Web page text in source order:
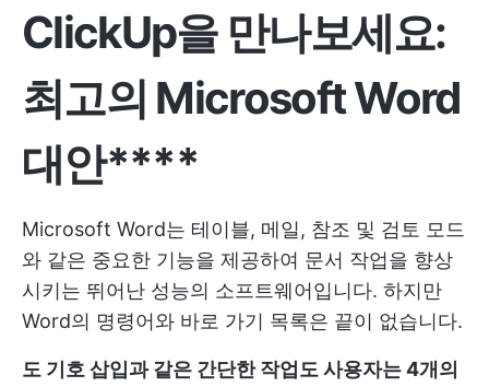
ClickUp을 만나보세요:
최고의 Microsoft Word
대안****
Microsoft Word는 테이블, 메일, 참조 및 검토 모드
와 같은 중요한 기능을 제공하여 문서 작업을 향상
시키는 뛰어난 성능의 소프트웨어입니다. 하지만
Word의 명령어와 바로 가기 목록은 끝이 없습니다.
도 기호 삽입과 같은 간단한 작업도 사용자는 4개의